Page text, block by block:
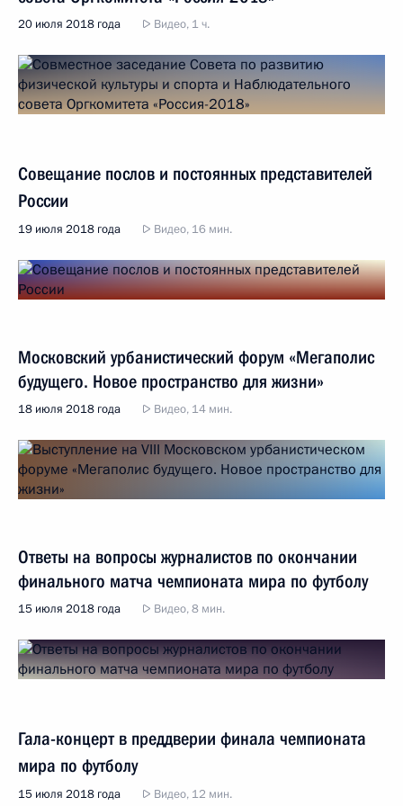
20 июля 2018 года Видео, 1 ч.
Совещание послов и постоянных представителей
России
19 июля 2018 года Видео, 16 мин.
Московский урбанистический форум «Мегаполис
будущего. Новое пространство для жизни»
18 июля 2018 года Видео, 14 мин.
Ответы на вопросы журналистов по окончании
финального матча чемпионата мира по футболу
15 июля 2018 года Видео, 8 мин.
Гала-концерт в преддверии финала чемпионата
мира по футболу
15 июля 2018 года Видео, 12 мин.